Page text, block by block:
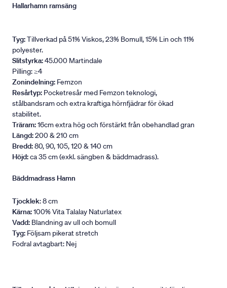
Hallarhamn ramsäng
Tyg:Tillverkad på 51% Viskos, 23% Bomull, 15% Lin och 11%
polyester.
Slitstyrka:45.000 Martindale
Pilling: ≥4
Zonindelning: Femzon
Resårtyp: Pocketresår med Femzon teknologi,
stålbandsram och extra kraftiga hörnfjädrar för ökad
stabilitet.
Träram:16cm extra hög och förstärkt från obehandlad gran
Längd:200 & 210 cm
Bredd:80, 90, 105, 120 & 140 cm
Höjd:ca 35 cm (exkl. sängben & bäddmadrass).
Bäddmadrass Hamn
Tjocklek: 8 cm
Kärna:100% Vita Talalay Naturlatex
Vadd: Blandning av ull och bomull
Tyg: Följsam pikerat stretch
Fodral avtagbart: Nej